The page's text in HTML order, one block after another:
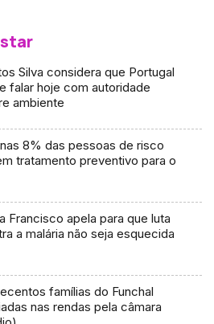
Silva considera que Portugal
falar hoje com autoridade
ambiente
8% das pessoas de risco
tratamento preventivo para o
Francisco apela para que luta
a malária não seja esquecida
famílias do Funchal
nas rendas pela câmara